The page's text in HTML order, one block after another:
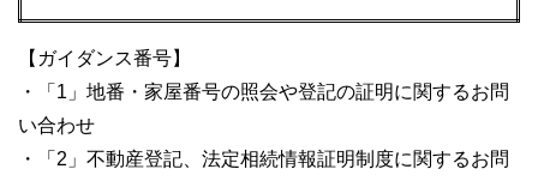
【ガイダンス番号】
・「1」地番・家屋番号の照会や登記の証明に関するお問
い合わせ
・「2」不動産登記、法定相続情報証明制度に関するお問